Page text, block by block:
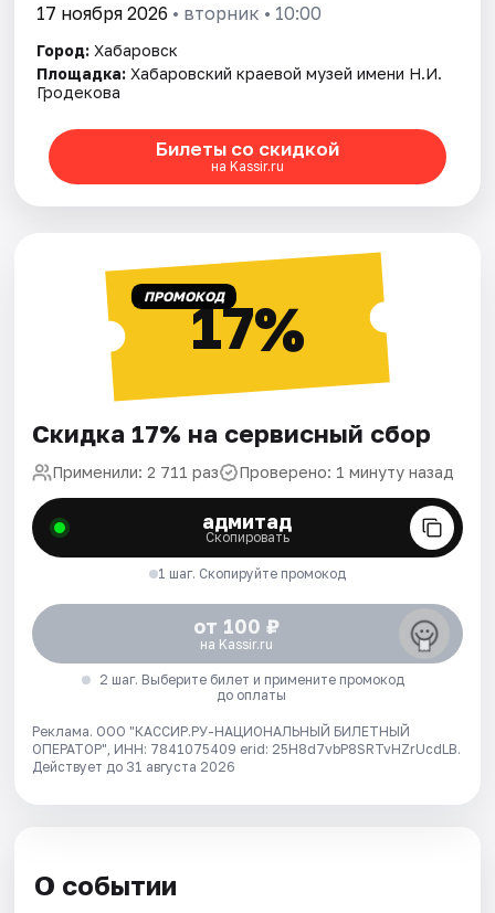
17 ноября 2026 • вторник • 10:00
Город: Хабаровск
Площадка: Хабаровский краевой музей имени Н.И.
Гродекова
Билеты со скидкой
на Kassir.ru
ПРОМОКОД17%
Скидка 17% на сервисный сбор
Применили: 2 711 раз Проверено: 1 минуту назад
адмитад
Скопировать
1 шаг. Скопируйте промокод
от 100 ₽
на Kassir.ru
2 шаг. Выберите билет и примените промокод
до оплаты
Реклама. ООО "КАССИР.РУ-НАЦИОНАЛЬНЫЙ БИЛЕТНЫЙ
ОПЕРАТОР", ИНН: 7841075409 erid: 25H8d7vbP8SRTvHZrUcdLB.
Действует до 31 августа 2026
О событии